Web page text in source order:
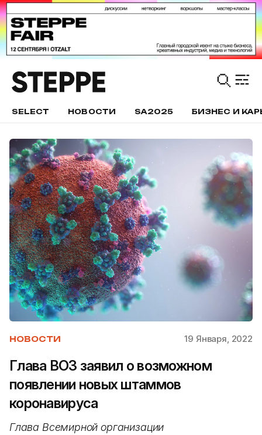
SELECT НОВОСТИ SA2025 БИЗНЕС И
НОВОСТИ 19 Января, 2022
Глава ВОЗ заявил о возможном
появлении новых штаммов
коронавируса
Глава Всемирной организации